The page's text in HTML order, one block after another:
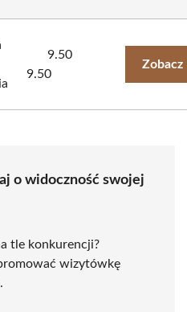
9.50
9.50
Zobacz
o widoczność swojej
tle konkurencji?
wizytówkę